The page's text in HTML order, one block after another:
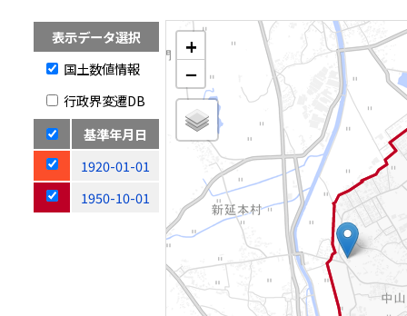
表示データ選択
国土数値情報
行政界変遷DB
基準年月日
1920-01-01
1950-10-01
+
−